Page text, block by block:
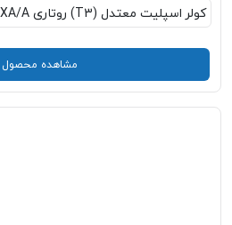
کولر اسپلیت معتدل (T3) روتاری IAC-30CH/XA/A
مشاهده محصول